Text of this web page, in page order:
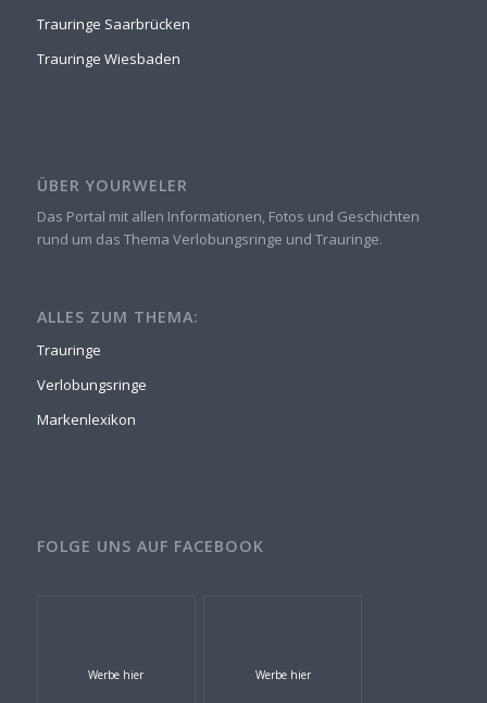
Trauringe Saarbrücken
Trauringe Wiesbaden
ÜBER YOURWELER
Das Portal mit allen Informationen, Fotos und Geschichten
rund um das Thema Verlobungsringe und Trauringe.
ALLES ZUM THEMA:
Trauringe
Verlobungsringe
Markenlexikon
FOLGE UNS AUF FACEBOOK
Werbe hier Werbe hier